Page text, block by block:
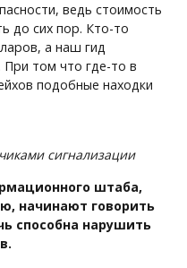
ведь стоимость
до сих пор. Кто-то
а наш гид
том что где-то в
подобные находки
сигнализации
штаба,
начинают говорить
способна нарушить